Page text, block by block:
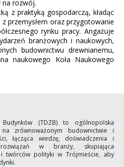
na rozwój.
z praktyką gospodarczą, kładąc
przemysłem oraz przygotowanie
rynku pracy. Angażuje
branżowych i naukowych,
budownictwu drewnianemu,
naukowego Koła Naukowego
(TDZB) to ogólnopolska
na zrównoważonym budownictwie i
łącząca wiedzę, doświadczenia i
w branży, skupiająca
twórców polityki w Trójmieście, aby